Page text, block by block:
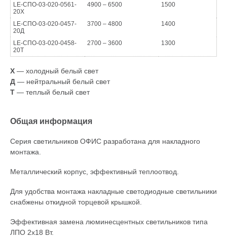
LE-СПО-03-020-0561-
20Х
4900 – 6500 1500
LE-СПО-03-020-0457-
20Д
3700 – 4800 1400
LE-СПО-03-020-0458-
20Т
2700 – 3600 1300
Х — холодный белый свет
Д — нейтральный белый свет
Т — теплый белый свет
Общая информация
Серия светильников ОФИС разработана для накладного
монтажа.
Металлический корпус, эффективный теплоотвод.
Для удобства монтажа накладные светодиодные светильники
снабжены откидной торцевой крышкой.
Эффективная замена люминесцентных светильников типа
ЛПО 2х18 Вт.